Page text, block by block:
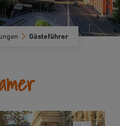
Gästeführer